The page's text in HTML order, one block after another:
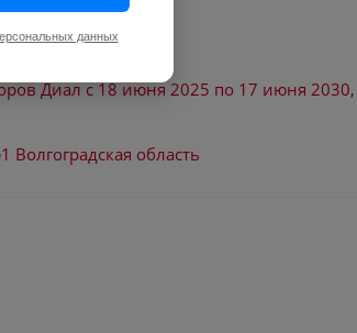
Диал с 18 июня 2025 по 17 июня
область
данных